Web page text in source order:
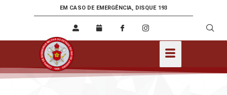
EM CASO DE EMERGÊNCIA, DISQUE 193